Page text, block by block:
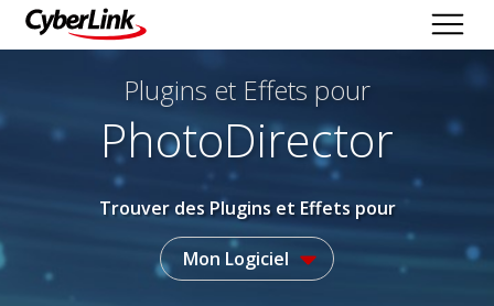
Plugins et Effets pour
PhotoDirector
Trouver des Plugins et Effets pour
Mon Logiciel